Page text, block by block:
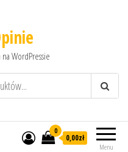
WordPressie
Menu
0
0,00zł